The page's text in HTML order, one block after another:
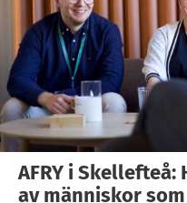
AFRY i
av människor